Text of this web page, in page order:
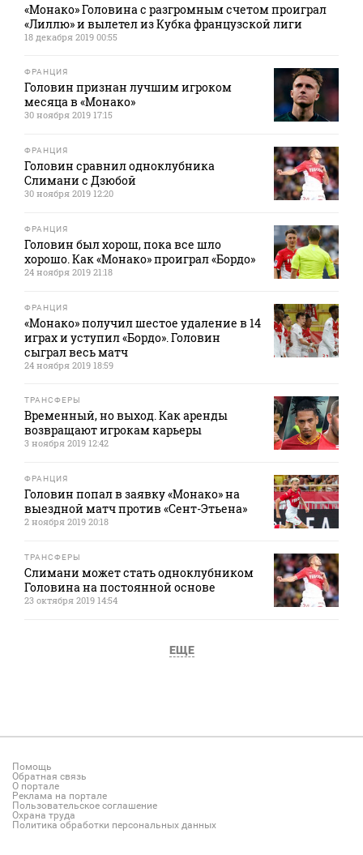
«Монако» Головина с разгромным счетом проиграл
«Лиллю» и вылетел из Кубка французской лиги
18 декабря 2019 00:55
ФРАНЦИЯ
Головин признан лучшим игроком
месяца в «Монако»
30 ноября 2019 17:15
ФРАНЦИЯ
Головин сравнил одноклубника
Слимани с Дзюбой
30 ноября 2019 12:20
ФРАНЦИЯ
Головин был хорош, пока все шло
хорошо. Как «Монако» проиграл «Бордо»
24 ноября 2019 21:18
ФРАНЦИЯ
«Монако» получил шестое удаление в 14
играх и уступил «Бордо». Головин
сыграл весь матч
24 ноября 2019 18:59
ТРАНСФЕРЫ
Временный, но выход. Как аренды
возвращают игрокам карьеры
3 ноября 2019 12:42
ФРАНЦИЯ
Головин попал в заявку «Монако» на
выездной матч против «Сент-Этьена»
2 ноября 2019 20:18
ТРАНСФЕРЫ
Слимани может стать одноклубником
Головина на постоянной основе
23 октября 2019 14:54
ЕЩЕ
Помощь
Обратная связь
О портале
Реклама на портале
Пользовательское соглашение
Охрана труда
Политика обработки персональных данных